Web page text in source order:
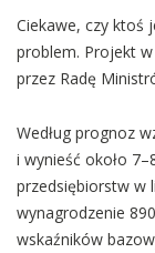
Ciekawe, czy ktoś
problem. Projekt
przez Radę
Według prognoz
i wynieść około
przedsiębiorstw w
wynagrodzenie
wskaźników